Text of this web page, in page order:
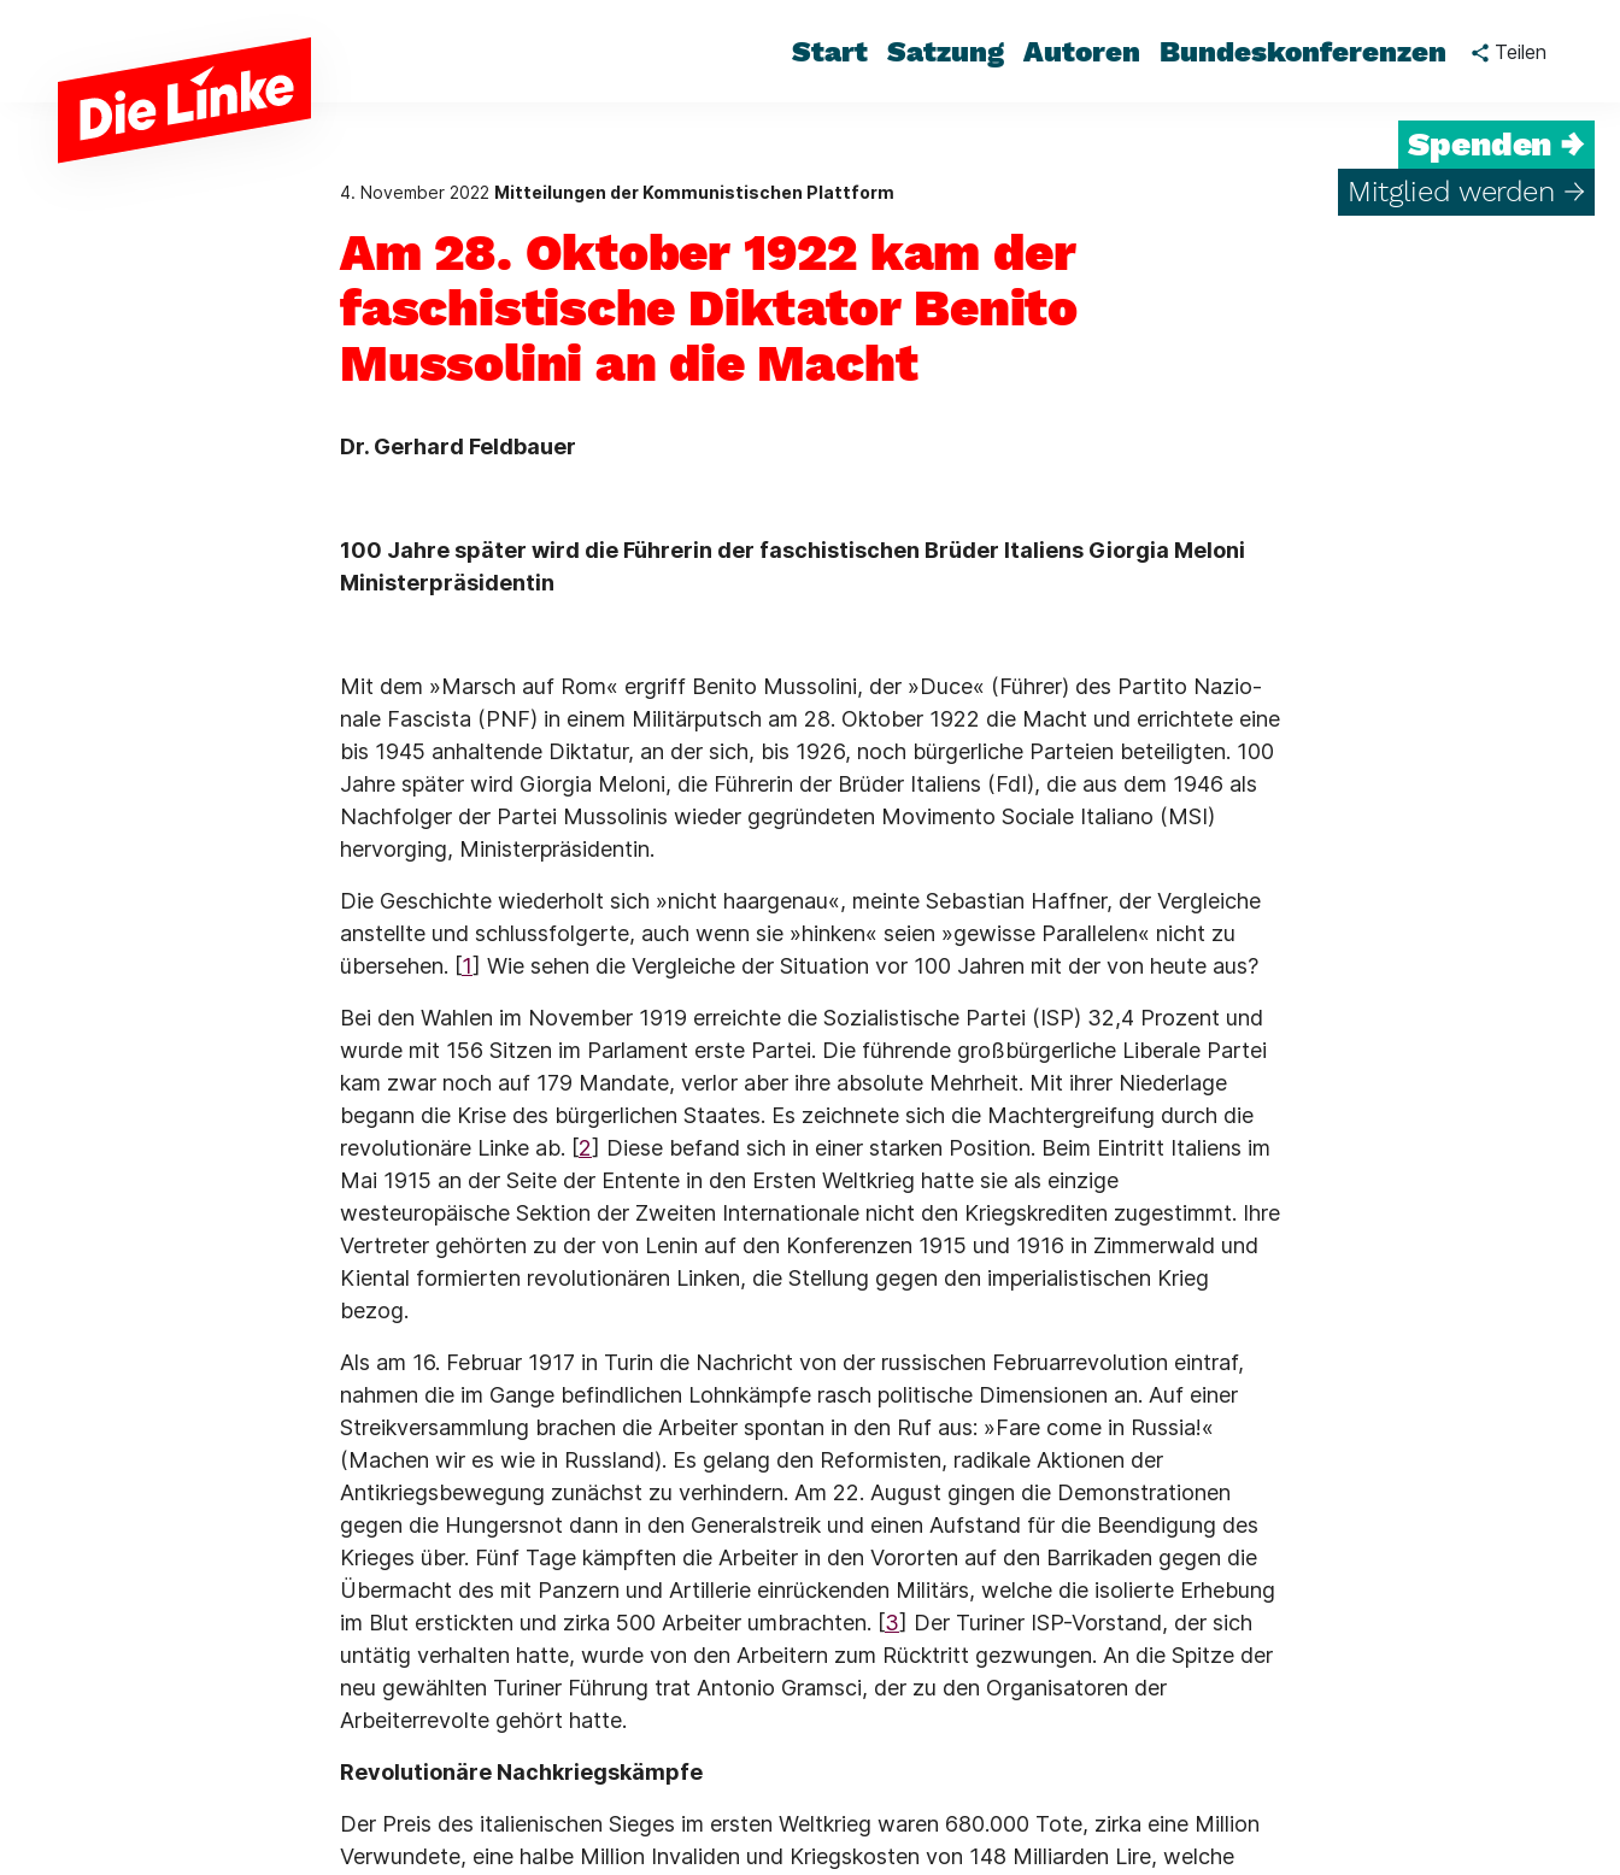
Start Satzung Autoren Bundeskonferenzen Teilen
Spenden →
Mitglied werden →
4. November 2022 Mitteilungen der Kommunistischen Plattform
Am 28. Oktober 1922 kam der
faschistische Diktator Benito
Mussolini an die Macht
Dr. Gerhard Feldbauer
100 Jahre später wird die Führerin der faschistischen Brüder Italiens Giorgia Meloni
Ministerpräsidentin
Mit dem »Marsch auf Rom« ergriff Benito Mussolini, der »Duce« (Führer) des Partito Nazio­
nale Fascista (PNF) in einem Militärputsch am 28. Oktober 1922 die Macht und errichtete eine
bis 1945 anhaltende Diktatur, an der sich, bis 1926, noch bürgerliche Parteien betei­ligten. 100
Jahre später wird Giorgia Meloni, die Führerin der Brüder Italiens (FdI), die aus dem 1946 als
Nachfolger der Partei Mussolinis wieder gegründeten Movimento Sociale Italiano (MSI)
hervorging, Ministerpräsidentin.
Die Geschichte wiederholt sich »nicht haargenau«, meinte Sebastian Haffner, der Vergleiche
anstellte und schlussfolgerte, auch wenn sie »hinken« seien »gewisse Parallelen« nicht zu
übersehen. [1] Wie sehen die Vergleiche der Situation vor 100 Jahren mit der von heute aus?
Bei den Wahlen im November 1919 erreichte die Sozialistische Partei (ISP) 32,4 Prozent und
wurde mit 156 Sitzen im Parlament erste Partei. Die führende großbürgerliche Libera­le Partei
kam zwar noch auf 179 Mandate, verlor aber ihre absolute Mehrheit. Mit ihrer Niederlage
begann die Krise des bürgerlichen Staates. Es zeichnete sich die Machtergrei­fung durch die
revolutionäre Linke ab. [2] Diese befand sich in einer starken Position. Beim Eintritt Italiens im
Mai 1915 an der Seite der Entente in den Ersten Weltkrieg hatte sie als einzige
westeuropäische Sektion der Zweiten Internationale nicht den Kriegskrediten zuge­stimmt. Ihre
Vertreter gehörten zu der von Lenin auf den Konferenzen 1915 und 1916 in Zimmerwald und
Kiental formierten revolutionären Linken, die Stellung gegen den imperia­listischen Krieg
bezog.
Als am 16. Februar 1917 in Turin die Nachricht von der russischen Februarrevolution ein­traf,
nahmen die im Gange befindlichen Lohnkämpfe rasch politische Dimensionen an. Auf einer
Streikversammlung brachen die Arbeiter spontan in den Ruf aus: »Fare come in Russia!«
(Machen wir es wie in Russland). Es gelang den Reformisten, radikale Aktionen der
Antikriegsbewegung zunächst zu verhindern. Am 22. August gingen die Demonstratio­nen
gegen die Hungersnot dann in den Generalstreik und einen Aufstand für die Beendi­gung des
Krieges über. Fünf Tage kämpften die Arbeiter in den Vororten auf den Barrika­den gegen die
Übermacht des mit Panzern und Artillerie einrückenden Militärs, welche die isolierte Erhebung
im Blut erstickten und zirka 500 Arbeiter umbrachten. [3] Der Turiner ISP-Vorstand, der sich
untätig verhalten hatte, wurde von den Arbeitern zum Rücktritt gezwun­gen. An die Spitze der
neu gewählten Turiner Führung trat Antonio Gramsci, der zu den Organisatoren der
Arbeiterrevolte gehört hatte.
Revolutionäre Nachkriegskämpfe
Der Preis des italienischen Sieges im ersten Weltkrieg waren 680.000 Tote, zirka eine Mil­lion
Verwundete, eine halbe Million Invaliden und Kriegskosten von 148 Milliarden Lire, wel­che